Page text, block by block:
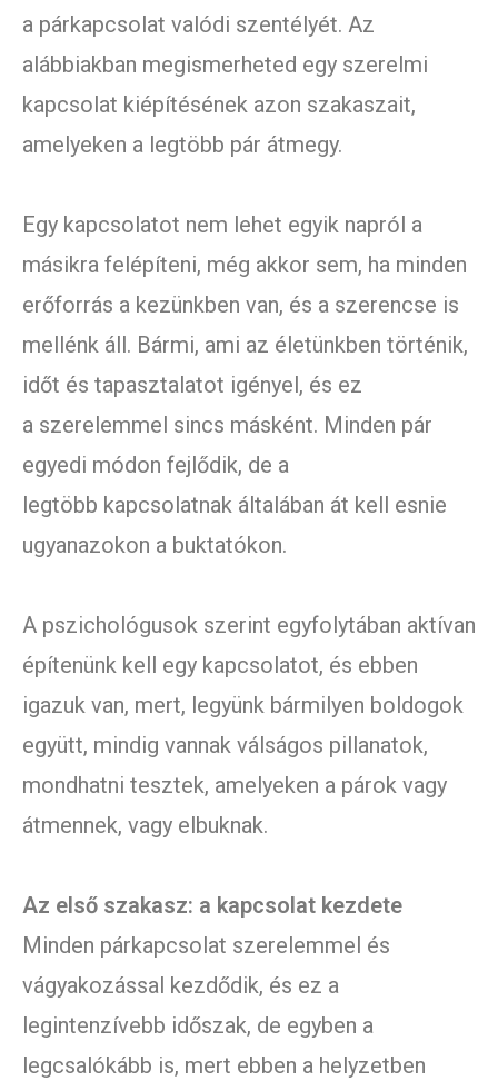
a párkapcsolat valódi szentélyét. Az
alábbiakban megismerheted egy szerelmi
kapcsolat kiépítésének azon szakaszait,
amelyeken a legtöbb pár átmegy.
Egy kapcsolatot nem lehet egyik napról a
másikra felépíteni, még akkor sem, ha minden
erőforrás a kezünkben van, és a szerencse is
mellénk áll. Bármi, ami az életünkben történik,
időt és tapasztalatot igényel, és ez
a szerelemmel sincs másként. Minden pár
egyedi módon fejlődik, de a
legtöbb kapcsolatnak általában át kell esnie
ugyanazokon a buktatókon.
A pszichológusok szerint egyfolytában aktívan
építenünk kell egy kapcsolatot, és ebben
igazuk van, mert, legyünk bármilyen boldogok
együtt, mindig vannak válságos pillanatok,
mondhatni tesztek, amelyeken a párok vagy
átmennek, vagy elbuknak.
Az első szakasz: a kapcsolat kezdete
Minden párkapcsolat szerelemmel és
vágyakozással kezdődik, és ez a
legintenzívebb időszak, de egyben a
legcsalókább is, mert ebben a helyzetben